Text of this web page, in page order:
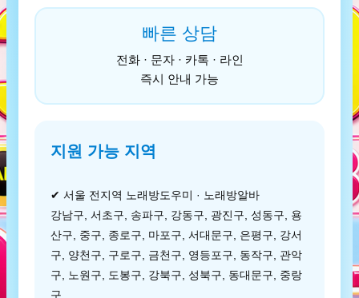
빠른 상담
전화 · 문자 · 카톡 · 라인
즉시 안내 가능
지원 가능 지역
✔ 서울 전지역 노래방도우미 · 노래방알바
강남구, 서초구, 송파구, 강동구, 광진구, 성동구, 용
산구, 중구, 종로구, 마포구, 서대문구, 은평구, 강서
구, 양천구, 구로구, 금천구, 영등포구, 동작구, 관악
구, 노원구, 도봉구, 강북구, 성북구, 동대문구, 중랑
구